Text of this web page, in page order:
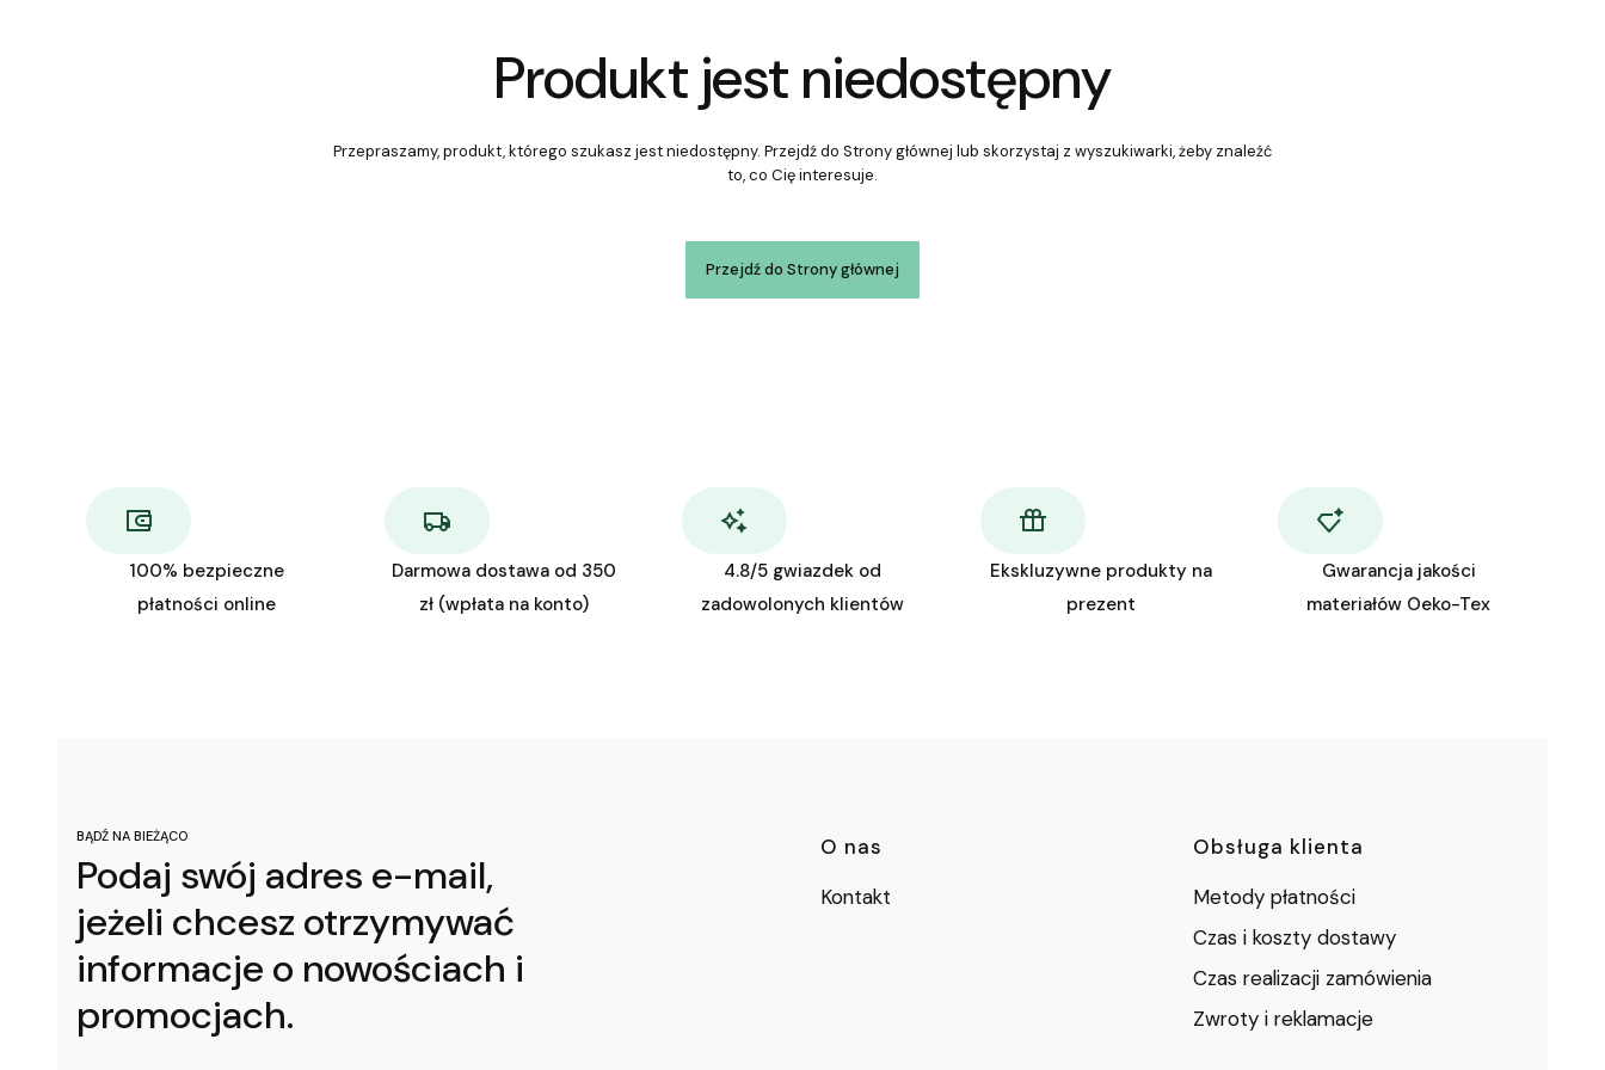
Produkt jest niedostępny
Przepraszamy, produkt, którego szukasz jest niedostępny. Przejdź do Strony głównej lub skorzystaj z wyszukiwarki, żeby znaleźć
to, co Cię interesuje.
Przejdź do Strony głównej
100% bezpieczne
płatności online
Darmowa dostawa od 350
zł (wpłata na konto)
4.8/5 gwiazdek od
zadowolonych klientów
Ekskluzywne produkty na
prezent
Gwarancja jakości
materiałów Oeko-Tex
BĄDŹ NA BIEŻĄCO
Podaj swój adres e-mail,
jeżeli chcesz otrzymywać
informacje o nowościach i
promocjach.
Linki w stopce
O nas
Kontakt
Obsługa klienta
Metody płatności
Czas i koszty dostawy
Czas realizacji zamówienia
Zwroty i reklamacje